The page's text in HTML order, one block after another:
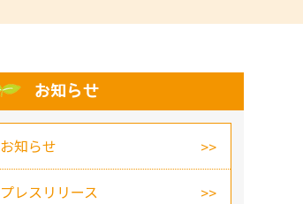
お知らせ
お知らせ
プレスリリース